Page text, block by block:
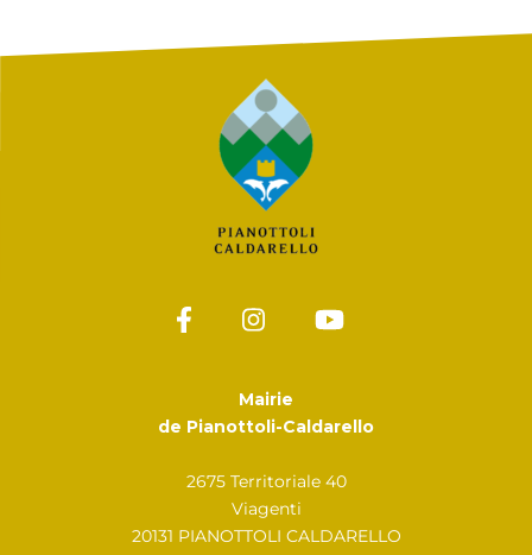
Mairie
de Pianottoli-Caldarello
2675 Territoriale 40
Viagenti
20131 PIANOTTOLI CALDARELLO